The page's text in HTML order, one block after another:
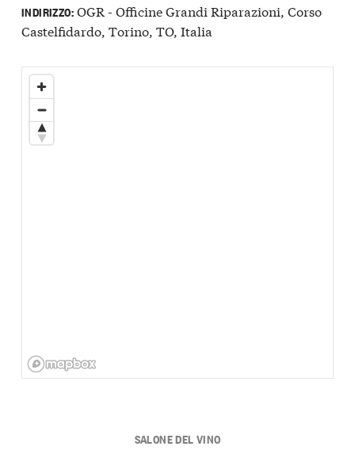
INDIRIZZO:OGR - Officine Grandi Riparazioni, Corso
Castelfidardo, Torino, TO, Italia
SALONE DEL VINO